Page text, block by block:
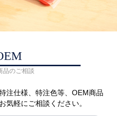
品のご相談
注仕様、特注色等、OEM商品
気軽にご相談ください。